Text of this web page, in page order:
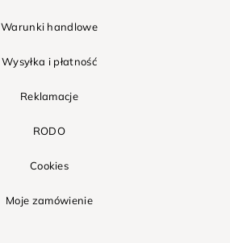
Warunki handlowe
Wysyłka i płatność
Reklamacje
RODO
Cookies
Moje zamówienie